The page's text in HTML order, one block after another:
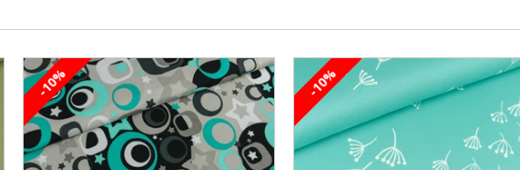
-10% -10%